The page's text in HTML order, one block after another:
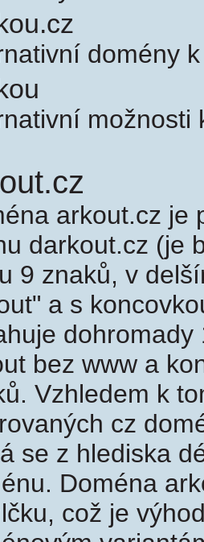
domény
možnosti
arkout.cz je
darkout.cz (je
9 znaků, v
a s
bez www a
Vzhledem k
cz
se z hlediska
Doména
což je